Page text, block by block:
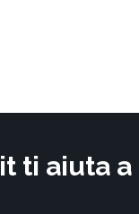
ti aiuta